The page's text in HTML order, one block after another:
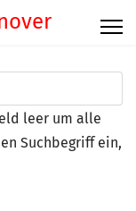
leer um alle
Suchbegriff ein,